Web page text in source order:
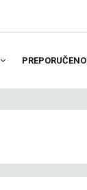
PREPORUČENO